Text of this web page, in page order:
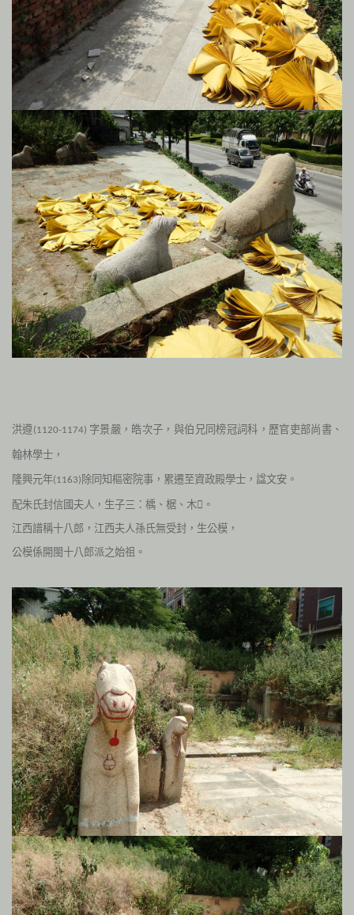
洪遵(1120-1174) 字景嚴，皓次子，與伯兄同榜冠詞科，歷官吏部尚書、
翰林學士，
隆興元年(1163)除同知樞密院事，累遷至資政殿學士，諡文安 。
配朱氏封信國夫人，生子三：楀、椐、木。
江西譜稱十八郎，江西夫人孫氏無受封，生公模，
公模係開閩十八郎派之始祖。